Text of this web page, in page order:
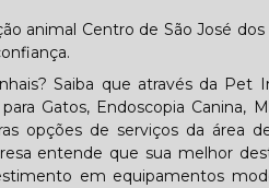
animal Centro de São José dos
Saiba que através da Pet
Gatos, Endoscopia Canina,
opções de serviços da área
entende que sua melhor
em equipamentos